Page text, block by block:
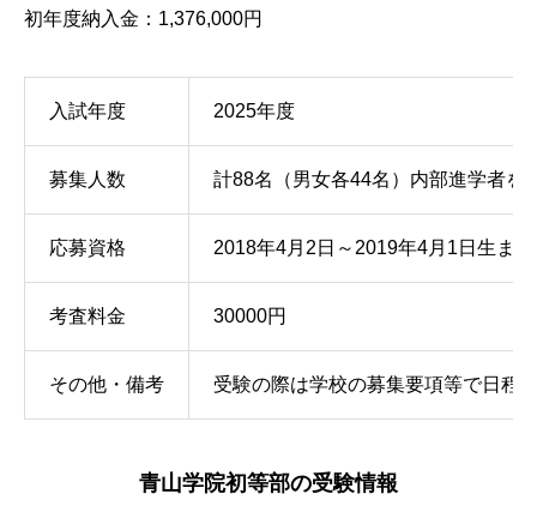
初年度納入金 ：1,376,000円
入試年度 2025年度
募集人数 計88名（男女各44名）内部進学者を
応募資格 2018年4月2日～2019年4月1日生ま
考査料金 30000円
その他・備考 受験の際は学校の募集要項等で日程
青山学院初等部の受験情報